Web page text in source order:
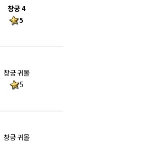
창궁 4
5
창궁 귀몰
5
창궁 귀몰